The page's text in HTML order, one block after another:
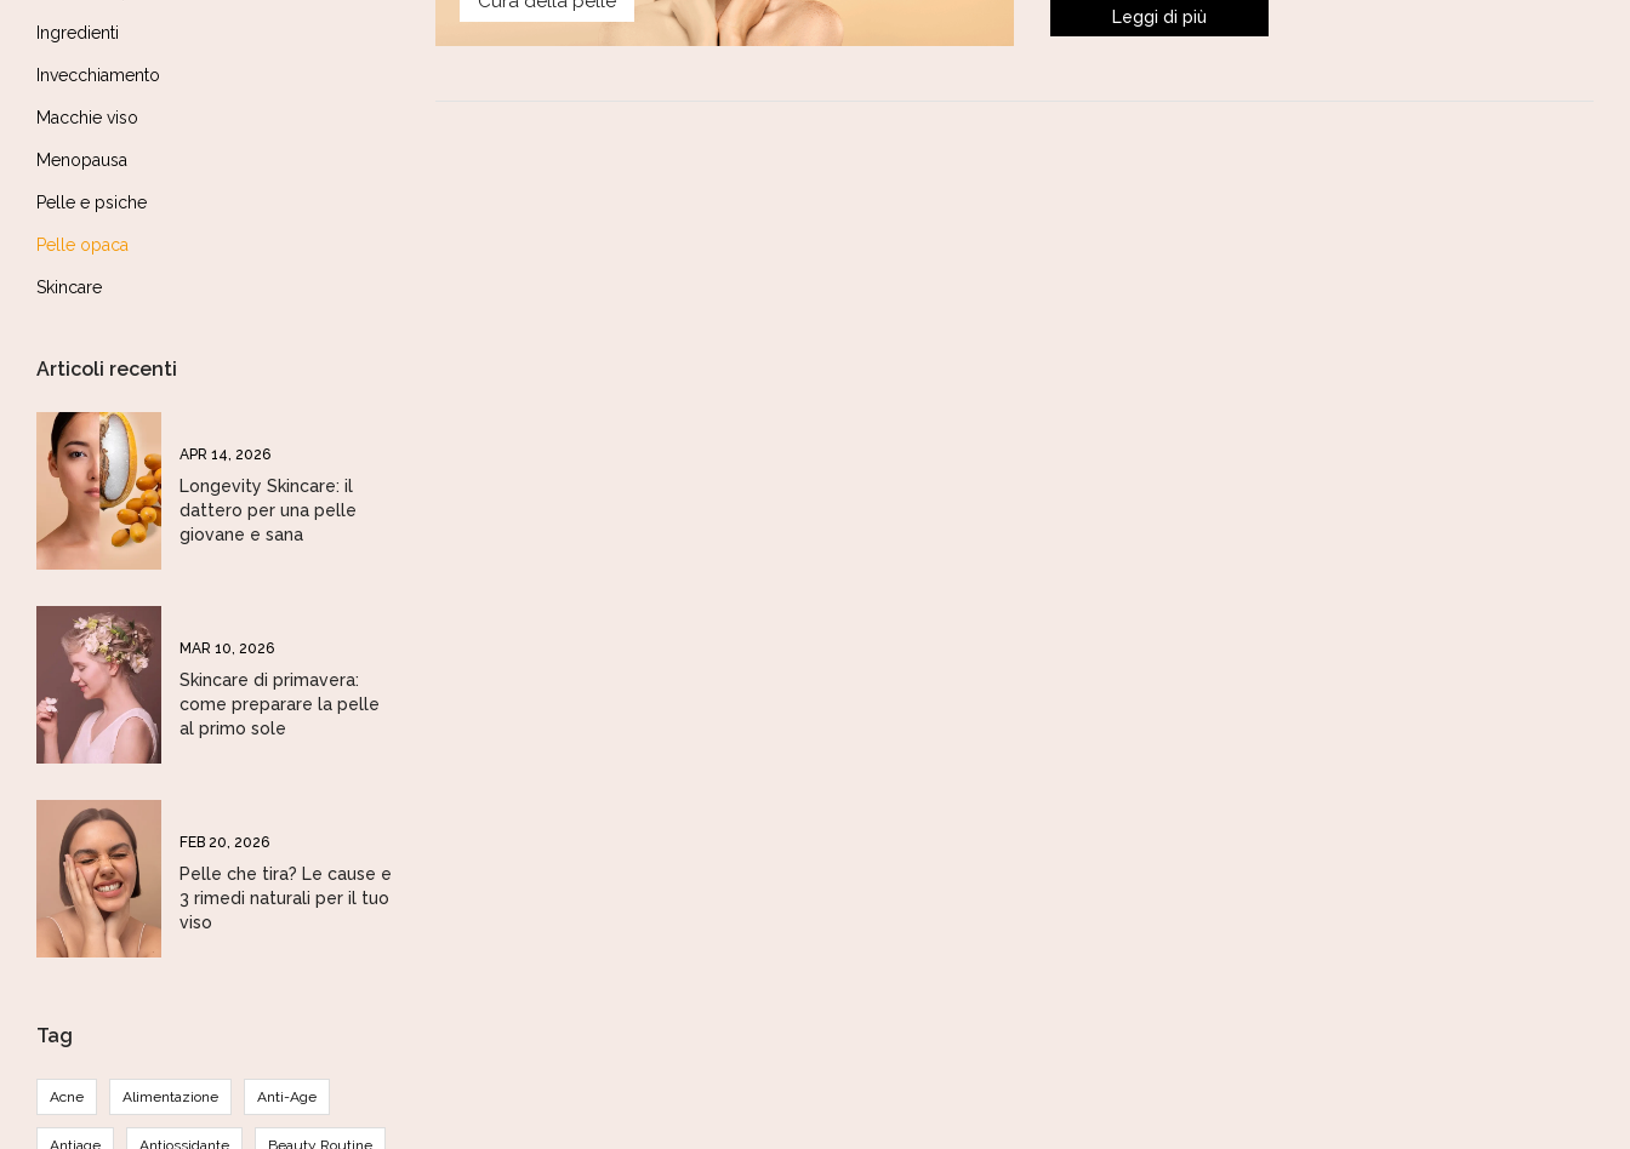
Ingredienti
Invecchiamento
Macchie viso
Menopausa
Pelle e psiche
Pelle opaca
Skincare
Articoli recenti
APR 14, 2026
Longevity Skincare: il
dattero per una pelle
giovane e sana
MAR 10, 2026
Skincare di primavera:
come preparare la pelle
al primo sole
FEB 20, 2026
Pelle che tira? Le cause e
3 rimedi naturali per il tuo
viso
Tag
Acne Alimentazione Anti-Age
Antiage Antiossidante Beauty Routine